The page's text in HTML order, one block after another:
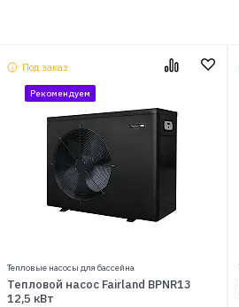
Под заказ
Рекомендуем
Тепловые насосы для бассейна
Тепловой насос Fairland BPNR13
12,5 кВт